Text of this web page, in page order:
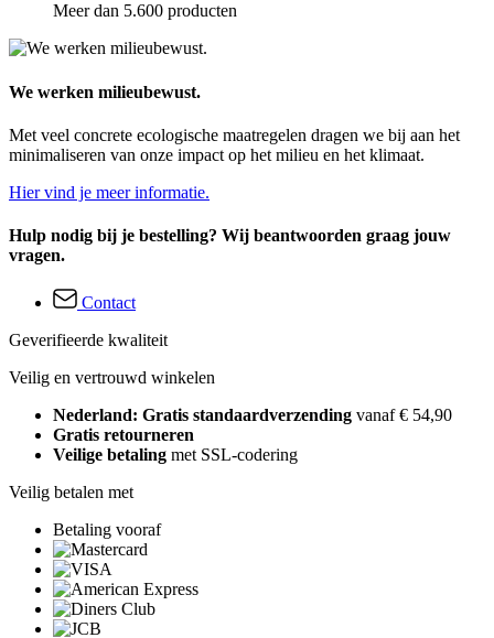
Meer dan 5.600 producten
We werken milieubewust.
Met veel concrete ecologische maatregelen dragen we bij aan het
minimaliseren van onze impact op het milieu en het klimaat.
Hier vind je meer informatie.
Hulp nodig bij je bestelling? Wij beantwoorden graag jouw
vragen.
Contact
Geverifieerde kwaliteit
Veilig en vertrouwd winkelen
Nederland: Gratis standaardverzending vanaf € 54,90
Gratis retourneren
Veilige betaling met SSL-codering
Veilig betalen met
Betaling vooraf